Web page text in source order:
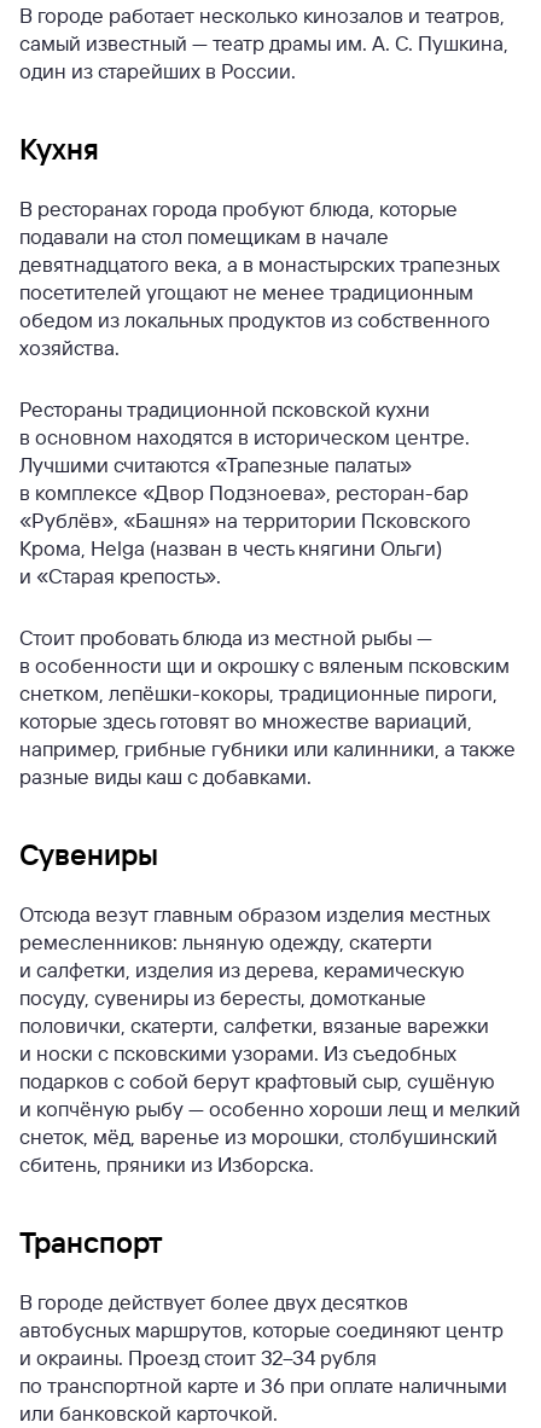
В городе работает несколько кинозалов и театров,
самый известный — театр драмы им. А. С. Пушкина,
один из старейших в России.
Кухня
В ресторанах города пробуют блюда, которые
подавали на стол помещикам в начале
девятнадцатого века, а в монастырских трапезных
посетителей угощают не менее традиционным
обедом из локальных продуктов из собственного
хозяйства.
Рестораны традиционной псковской кухни
в основном находятся в историческом центре.
Лучшими считаются «Трапезные палаты»
в комплексе «Двор Подзноева», ресторан-бар
«Рублёв», «Башня» на территории Псковского
Крома, Helga (назван в честь княгини Ольги)
и «Старая крепость».
Стоит пробовать блюда из местной рыбы —
в особенности щи и окрошку с вяленым псковским
снетком, лепёшки-кокоры, традиционные пироги,
которые здесь готовят во множестве вариаций,
например, грибные губники или калинники, а также
разные виды каш с добавками.
Сувениры
Отсюда везут главным образом изделия местных
ремесленников: льняную одежду, скатерти
и салфетки, изделия из дерева, керамическую
посуду, сувениры из бересты, домотканые
половички, скатерти, салфетки, вязаные варежки
и носки с псковскими узорами. Из съедобных
подарков с собой берут крафтовый сыр, сушёную
и копчёную рыбу — особенно хороши лещ и мелкий
снеток, мёд, варенье из морошки, столбушинский
сбитень, пряники из Изборска.
Транспорт
В городе действует более двух десятков
автобусных маршрутов, которые соединяют центр
и окраины. Проезд стоит 32–34 рубля
по транспортной карте и 36 при оплате наличными
или банковской карточкой.